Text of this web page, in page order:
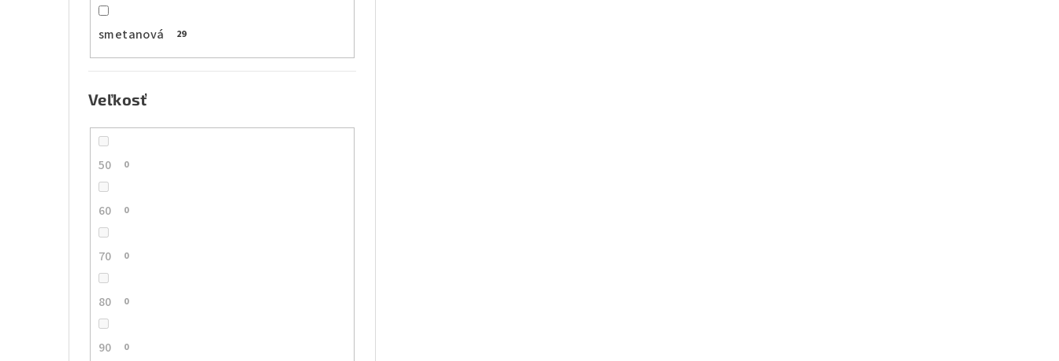
smetanová 29
Veľkosť
50 0
60 0
70 0
80 0
90 0